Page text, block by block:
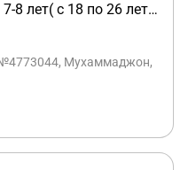
8 лет( с 18 по 26 лет).
20 летнего
в городе в котором
в этом городе
в котором я
применены штрафы?
Мухаммаджон,